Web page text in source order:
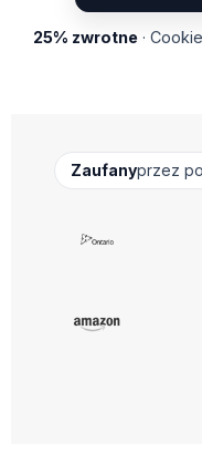
25% zwrotne ·
Zaufanyprzez